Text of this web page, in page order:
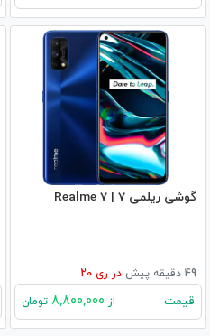
گوشی ریلمی 7 | Realme 7
49 دقیقه پیش در ری 20
قیمت از تومان